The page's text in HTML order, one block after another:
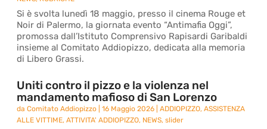
Si è svolta lunedì 18 maggio, presso il cinema Rouge et
Noir di Palermo, la giornata evento “Antimafia Oggi”,
promossa dall’Istituto Comprensivo Rapisardi Garibaldi
insieme al Comitato Addiopizzo, dedicata alla memoria
di Libero Grassi.
Uniti contro il pizzo e la violenza nel
mandamento mafioso di San Lorenzo
daComitato Addiopizzo |16 Maggio 2026 |ADDIOPIZZO,ASSISTENZA
ALLE VITTIME,ATTIVITA' ADDIOPIZZO, NEWS,slider